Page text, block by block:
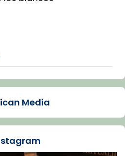
Barcelona
depressió. Fa gairebé
Lluís Companys, la
Media